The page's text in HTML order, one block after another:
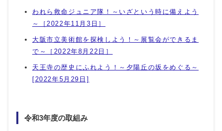
われら救命ジュニア隊！～いざという時に備えよう
～［2022年11月3日］
大阪市立美術館を探検しよう！～展覧会ができるま
で～［2022年8月22日］
天王寺の歴史にふれよう！～夕陽丘の坂をめぐる～
[2022年5月29日]
令和3年度の取組み